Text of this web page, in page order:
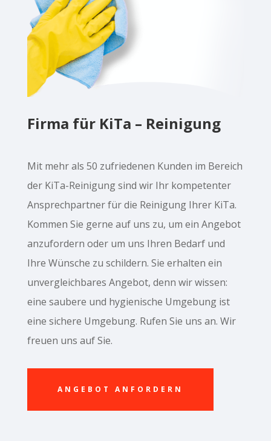
Firma für KiTa – Reinigung
Mit mehr als 50 zufriedenen Kunden im Bereich
der KiTa-Reinigung sind wir Ihr kompetenter
Ansprechpartner für die Reinigung Ihrer KiTa.
Kommen Sie gerne auf uns zu, um ein Angebot
anzufordern oder um uns Ihren Bedarf und
Ihre Wünsche zu schildern. Sie erhalten ein
unvergleichbares Angebot, denn wir wissen:
eine saubere und hygienische Umgebung ist
eine sichere Umgebung. Rufen Sie uns an. Wir
freuen uns auf Sie.
ANGEBOT ANFORDERN